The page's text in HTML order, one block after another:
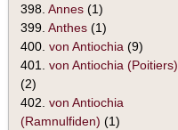
398. Annes (1)
399. Anthes (1)
400. von Antiochia (9)
401. von Antiochia (Poitiers)
(2)
402. von Antiochia
(Ramnulfiden) (1)